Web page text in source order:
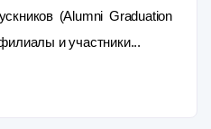
(Alumni Graduation
и участники...